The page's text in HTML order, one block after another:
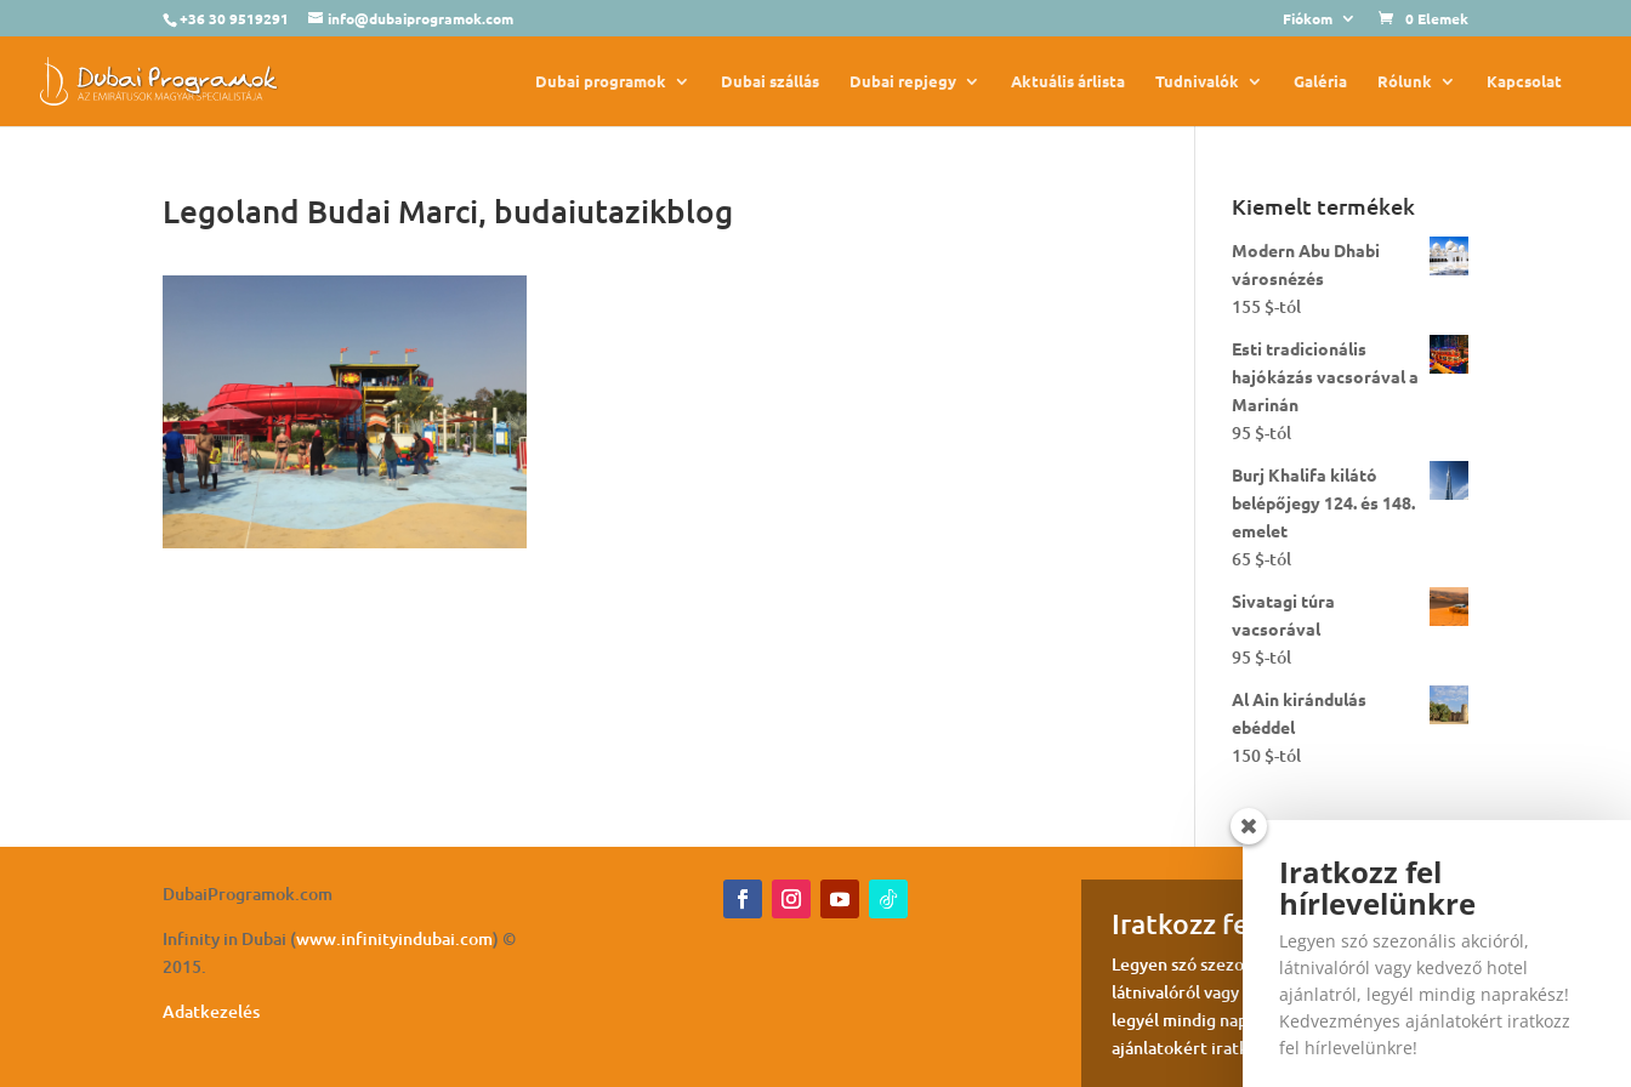
+36 30 9519291 info@dubaiprogramok.com Fiókom 0 Elemek
Dubai programok Dubai szállás Dubai repjegy Aktuális árlista Tudnivalók Galéria Rólunk Kapcsolat
Legoland Budai Marci, budaiutazikblog Kiemelt termékek
Modern Abu Dhabi
városnézés
155 $-tól
Esti tradicionális
hajókázás vacsorával a
Marinán
95 $-tól
Burj Khalifa kilátó
belépőjegy 124. és 148.
emelet
65 $-tól
Sivatagi túra
vacsorával
95 $-tól
Al Ain kirándulás
ebéddel
150 $-tól
DubaiProgramok.com
Infinity in Dubai (www.infinityindubai.com) ©
2015.
Adatkezelés
Iratkozz fel hírlevelünkre
Legyen szó szezonális akcióról,
látnivalóról vagy kedvező hotel ajánlatról,
legyél mindig naprakész! Kedvezményes
ajánlatokért iratkozz fel hírlevelünkre!
Iratkozz fel
hírlevelünkre
Legyen szó szezonális akcióról,
látnivalóról vagy kedvező hotel
ajánlatról, legyél mindig naprakész!
Kedvezményes ajánlatokért iratkozz
fel hírlevelünkre!